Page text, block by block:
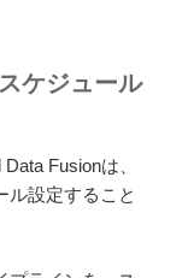
ケジュール
Fusionは、
ル設定すること